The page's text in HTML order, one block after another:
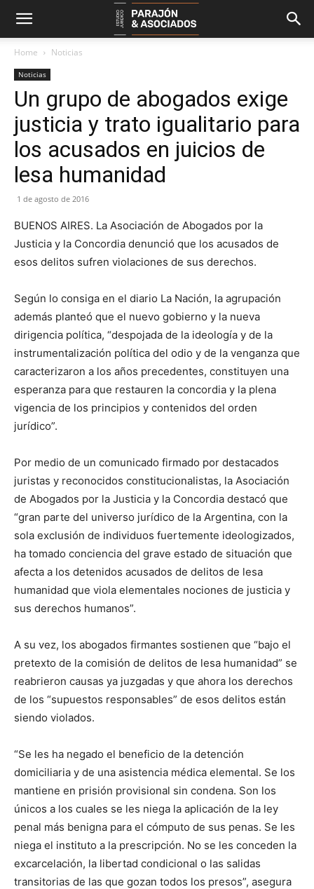
Home Noticias
Noticias
Un grupo de abogados exige
justicia y trato igualitario para
los acusados en juicios de
lesa humanidad
1 de agosto de 2016
BUENOS AIRES. La Asociación de Abogados por la
Justicia y la Concordia denunció que los acusados de
esos delitos sufren violaciones de sus derechos.
Según lo consiga en el diario La Nación, la agrupación
además planteó que el nuevo gobierno y la nueva
dirigencia política, “despojada de la ideología y de la
instrumentalización política del odio y de la venganza que
caracterizaron a los años precedentes, constituyen una
esperanza para que restauren la concordia y la plena
vigencia de los principios y contenidos del orden
jurídico”.
Por medio de un comunicado firmado por destacados
juristas y reconocidos constitucionalistas, la Asociación
de Abogados por la Justicia y la Concordia destacó que
“gran parte del universo jurídico de la Argentina, con la
sola exclusión de individuos fuertemente ideologizados,
ha tomado conciencia del grave estado de situación que
afecta a los detenidos acusados de delitos de lesa
humanidad que viola elementales nociones de justicia y
sus derechos humanos”.
A su vez, los abogados firmantes sostienen que “bajo el
pretexto de la comisión de delitos de lesa humanidad” se
reabrieron causas ya juzgadas y que ahora los derechos
de los “supuestos responsables” de esos delitos están
siendo violados.
“Se les ha negado el beneficio de la detención
domiciliaria y de una asistencia médica elemental. Se los
mantiene en prisión provisional sin condena. Son los
únicos a los cuales se les niega la aplicación de la ley
penal más benigna para el cómputo de sus penas. Se les
niega el instituto a la prescripción. No se les conceden la
excarcelación, la libertad condicional o las salidas
transitorias de las que gozan todos los presos”, asegura